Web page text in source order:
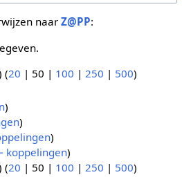
naar Z@PP:
(20 | 50 | 100 | 250 | 500)
)
)
)
koppelingen)
(20 | 50 | 100 | 250 | 500)